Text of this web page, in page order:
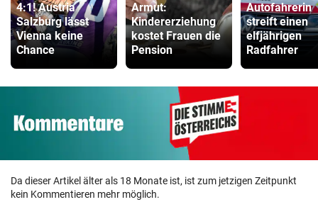
4:1! Austria
Salzburg lässt
Vienna keine
Chance
Armut:
Kindererziehung
kostet Frauen die
Pension
Autofahrerin
streift einen
elfjährigen
Radfahrer
Da dieser Artikel älter als 18 Monate ist, ist zum jetzigen Zeitpunkt
kein Kommentieren mehr möglich.